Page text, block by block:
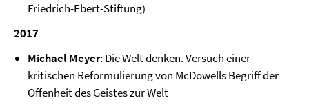
Friedrich-Ebert-Stiftung)
2017
Michael Meyer: Die Welt denken. Versuch einer
kritischen Reformulierung von McDowells Begriff der
Offenheit des Geistes zur Welt